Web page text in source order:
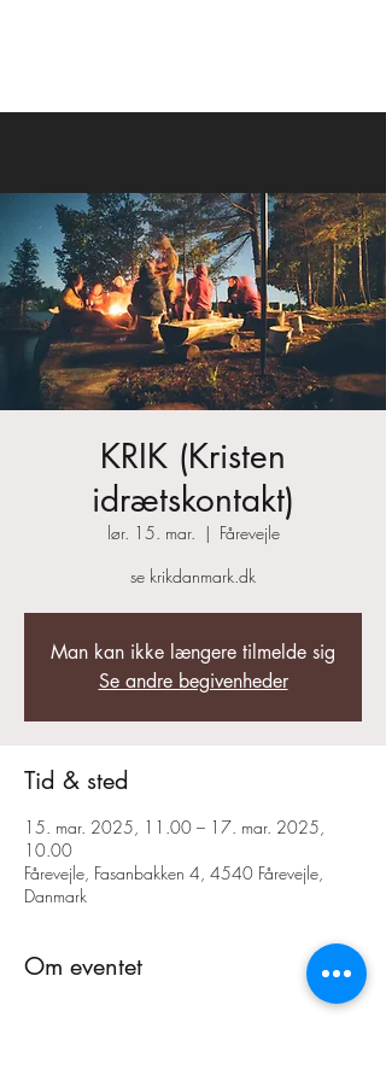
KRIK (Kristen
idrætskontakt)
lør. 15. mar.
  |
Fårevejle
Man kan ikke længere tilmelde sig
Se andre begivenheder
Tid & sted
15. mar. 2025, 11.00 – 17. mar. 2025,
10.00
Fårevejle, Fasanbakken 4, 4540 Fårevejle,
Danmark
Om eventet